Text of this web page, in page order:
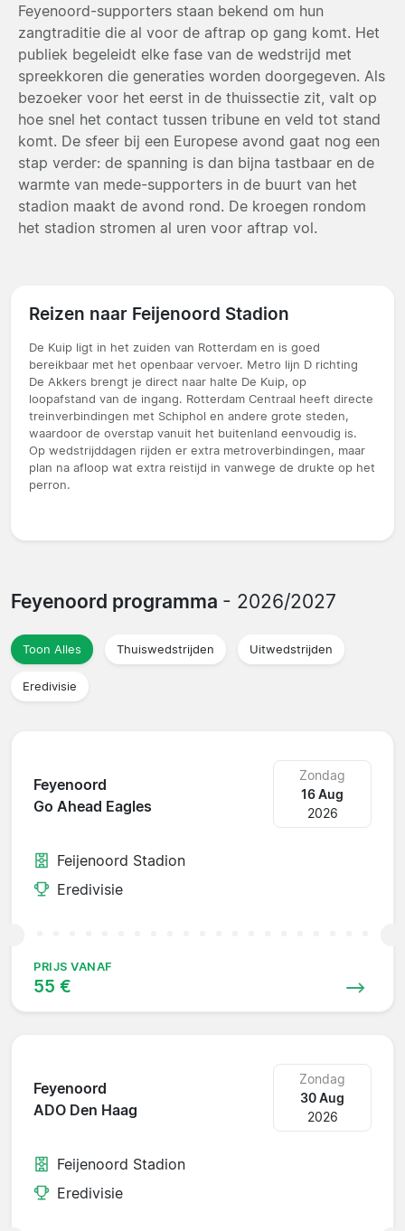
Feyenoord-supporters staan bekend om hun
zangtraditie die al voor de aftrap op gang komt. Het
publiek begeleidt elke fase van de wedstrijd met
spreekkoren die generaties worden doorgegeven. Als
bezoeker voor het eerst in de thuissectie zit, valt op
hoe snel het contact tussen tribune en veld tot stand
komt. De sfeer bij een Europese avond gaat nog een
stap verder: de spanning is dan bijna tastbaar en de
warmte van mede-supporters in de buurt van het
stadion maakt de avond rond. De kroegen rondom
het stadion stromen al uren voor aftrap vol.
Reizen naar Feijenoord Stadion
De Kuip ligt in het zuiden van Rotterdam en is goed
bereikbaar met het openbaar vervoer. Metro lijn D richting
De Akkers brengt je direct naar halte De Kuip, op
loopafstand van de ingang. Rotterdam Centraal heeft directe
treinverbindingen met Schiphol en andere grote steden,
waardoor de overstap vanuit het buitenland eenvoudig is.
Op wedstrijddagen rijden er extra metroverbindingen, maar
plan na afloop wat extra reistijd in vanwege de drukte op het
perron.
Feyenoord programma - 2026/2027
Toon Alles Thuiswedstrijden Uitwedstrijden
Eredivisie
Feyenoord
Go Ahead Eagles
Zondag
16 Aug
2026
Feijenoord Stadion
Eredivisie
PRIJS VANAF
55 €
Feyenoord
ADO Den Haag
Zondag
30 Aug
2026
Feijenoord Stadion
Eredivisie